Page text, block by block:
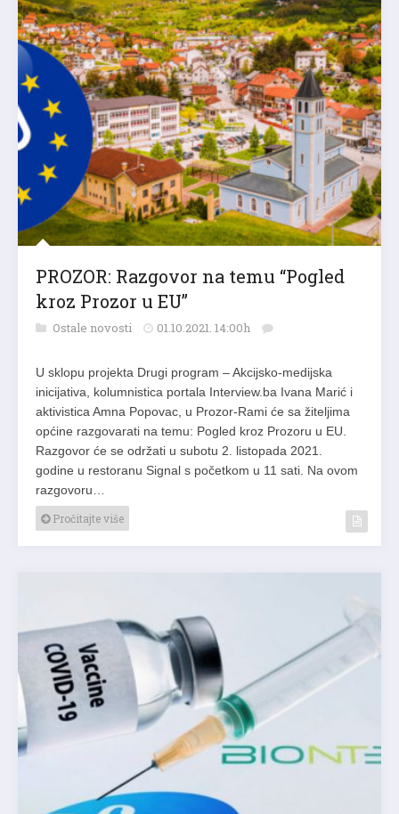
PROZOR: Razgovor na temu “Pogled
kroz Prozor u EU”
Ostale novosti 01.10.2021. 14:00h
U sklopu projekta Drugi program – Akcijsko-medijska
inicijativa, kolumnistica portala Interview.ba Ivana Marić i
aktivistica Amna Popovac, u Prozor-Rami će sa žiteljima
općine razgovarati na temu: Pogled kroz Prozoru u EU.
Razgovor će se održati u subotu 2. listopada 2021.
godine u restoranu Signal s početkom u 11 sati. Na ovom
razgovoru…
Pročitajte više